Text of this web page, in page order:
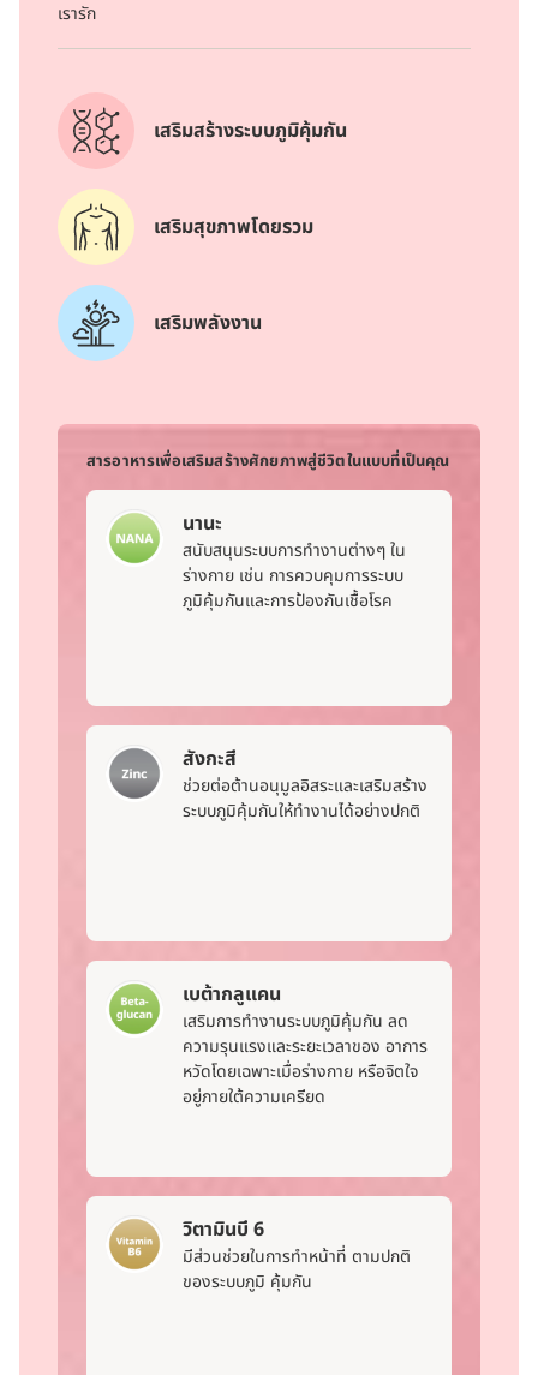
เรารัก
เสริมสร้างระบบภูมิคุ้มกัน
เสริมสุขภาพโดยรวม
เสริมพลังงาน
สารอาหารเพื่อเสริมสร้างศักยภาพสู่ชีวิตในแบบที่เป็นคุณ
นานะ
สนับสนุนระบบการทำงานต่างๆ ใน
ร่างกาย เช่น การควบคุมการระบบ
ภูมิคุ้มกันและการป้องกันเชื้อโรค
สังกะสี
ช่วยต่อต้านอนุมูลอิสระและเสริมสร้าง
ระบบภูมิคุ้มกันให้ทำงานได้อย่างปกติ
เบต้ากลูแคน
เสริมการทำงานระบบภูมิคุ้มกัน ลด
ความรุนแรงและระยะเวลาของ อาการ
หวัดโดยเฉพาะเมื่อร่างกาย หรือจิตใจ
อยู่ภายใต้ความเครียด
วิตามินบี 6
มีส่วนช่วยในการทําหน้าที่ ตามปกติ
ของระบบภูมิ คุ้มกัน